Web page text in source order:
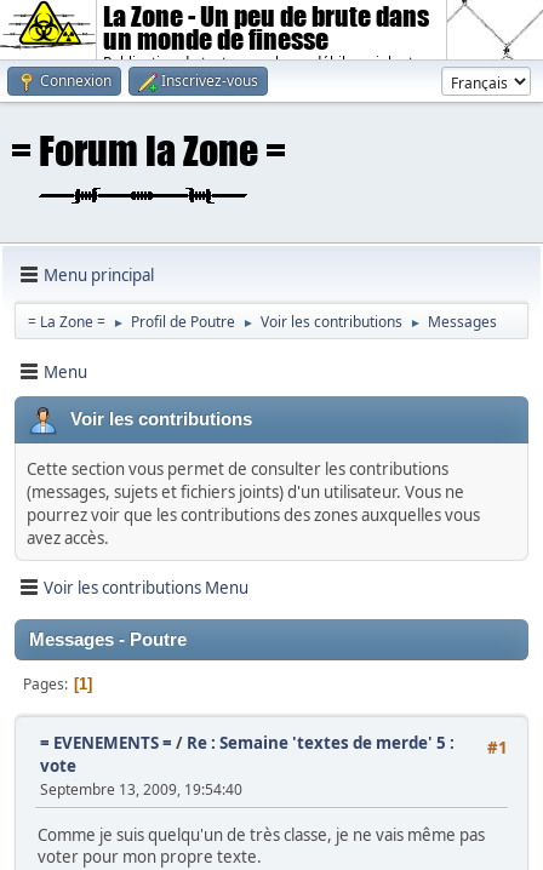
La Zone - Un peu de brute dans
un monde de finesse
Publication de textes sombres, débiles, violents.
Connexion
Inscrivez-vous
Menu principal
= La Zone = ► Profil de Poutre ► Voir les contributions ► Messages
Menu
Voir les contributions
Cette section vous permet de consulter les contributions
(messages, sujets et fichiers joints) d'un utilisateur. Vous ne
pourrez voir que les contributions des zones auxquelles vous
avez accès.
Voir les contributions Menu
Messages - Poutre
Pages 1
#1
= EVENEMENTS = / Re : Semaine 'textes de merde' 5 :
vote
Septembre 13, 2009, 19:54:40
Comme je suis quelqu'un de très classe, je ne vais même pas
voter pour mon propre texte.